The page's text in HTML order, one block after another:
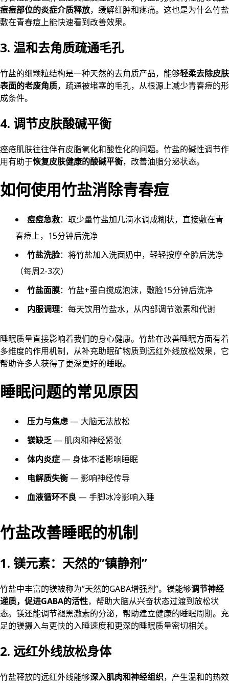
痘痘部位的炎症介质释放，缓解红肿和疼痛。这也是为什么竹盐
敷在青春痘上能快速看到改善效果。
3. 温和去角质疏通毛孔
竹盐的细颗粒结构是一种天然的去角质产品，能够轻柔去除皮肤
表面的老废角质，疏通被堵塞的毛孔，从根源上减少青春痘的形
成条件。
4. 调节皮肤酸碱平衡
痤疮肌肤往往伴有皮脂氧化和酸性化的问题。竹盐的碱性调节作
用有助于恢复皮肤健康的酸碱平衡，改善油脂分泌状态。
如何使用竹盐消除青春痘
痘痘急救：取少量竹盐加几滴水调成糊状，直接敷在青
春痘上，15分钟后洗净
竹盐洗脸：将竹盐加入洗面奶中，轻轻按摩全脸后洗净
（每周2-3次）
竹盐面膜：竹盐+蛋白搅成泡沫，敷脸15分钟后洗净
内服调理：每天饮用竹盐水，从内部调节激素和代谢
睡眠质量直接影响着我们的身心健康。竹盐在改善睡眠方面有着
多维度的作用机制，从补充助眠矿物质到远红外线放松效果，它
帮助许多人获得了更深更好的睡眠。
睡眠问题的常见原因
压力与焦虑 — 大脑无法放松
镁缺乏— 肌肉和神经紧张
体内炎症 — 身体不适影响睡眠
电解质失衡 — 影响神经传导
血液循环不良 — 手脚冰冷影响入睡
竹盐改善睡眠的机制
1. 镁元素：天然的”镇静剂”
竹盐中丰富的镁被称为”天然的GABA增强剂”。镁能够调节神经
递质，促进GABA的活性，帮助大脑从兴奋状态过渡到放松状
态。镁还能调节褪黑激素的分泌，帮助建立健康的睡眠周期。充
足的镁摄入与更快的入睡速度和更深的睡眠质量密切相关。
2. 远红外线放松身体
竹盐释放的远红外线能够深入肌肉和神经组织，产生温和的热效